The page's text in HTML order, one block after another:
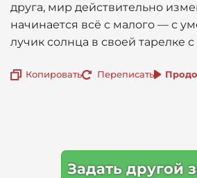
друга, мир действительно
начинается всё с малого — с
лучик солнца в своей тарелке
Копировать Переписать
Задать другой